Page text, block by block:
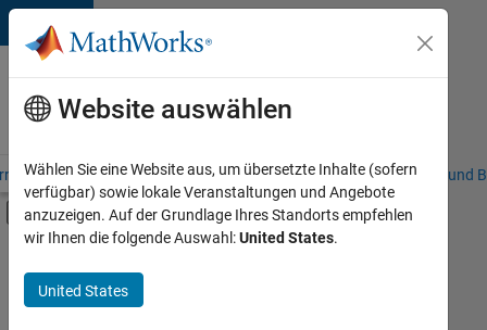
Weiter zum Inhalt
Karriere
bei
MathWorks
– Übersicht Stellensuche Niederlassungen Studierende und
Umschaltung für Off-Canvas-
Hauptinhalt
Praktika
Advanced Support
+5
Website auswählen
Wählen Sie eine Website aus, um übersetzte Inhalte (sofern
verfügbar) sowie lokale Veranstaltungen und Angebote
anzuzeigen. Auf der Grundlage Ihres Standorts empfehlen
wir Ihnen die folgende Auswahl:United States.
United States